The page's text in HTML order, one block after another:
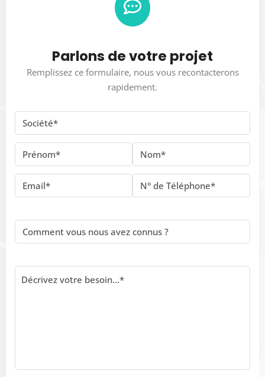
Parlons de votre projet
Remplissez ce formulaire, nous vous recontacterons
rapidement.